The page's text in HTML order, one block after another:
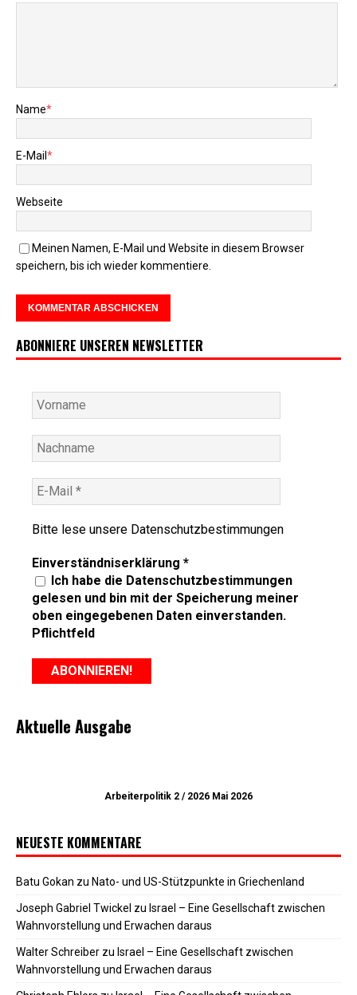
Name*
E-Mail*
Webseite
Meinen Namen, E-Mail und Website in diesem Browser
speichern, bis ich wieder kommentiere.
ABONNIERE UNSEREN NEWSLETTER
Bitte lese unsere Datenschutzbestimmungen
Einverständniserklärung *
Ich habe die Datenschutzbestimmungen
gelesen und bin mit der Speicherung meiner
oben eingegebenen Daten einverstanden.
Pflichtfeld
Aktuelle Ausgabe
Arbeiterpolitik 2 / 2026 Mai 2026
NEUESTE KOMMENTARE
Batu Gokan zu Nato- und US-Stützpunkte in Griechenland
Joseph Gabriel Twickel zu Israel – Eine Gesellschaft zwischen
Wahnvorstellung und Erwachen daraus
Walter Schreiber zu Israel – Eine Gesellschaft zwischen
Wahnvorstellung und Erwachen daraus